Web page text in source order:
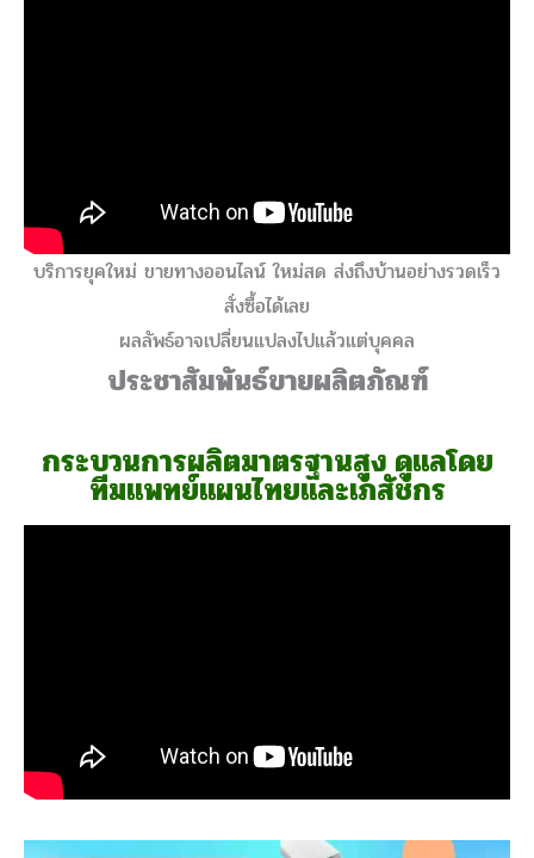
บริการยุคใหม่ ขายทางออนไลน์ ใหม่สด ส่งถึงบ้านอย่างรวดเร็ว
สั่งซื้อได้เลย
ผลลัพธ์อาจเปลี่ยนแปลงไปแล้วแต่บุคคล
ประชาสัมพันธ์ขายผลิตภัณฑ์
กระบวนการผลิตมาตรฐานสูง ดูแลโดย
ทีมแพทย์แผนไทยและเภสัชกร